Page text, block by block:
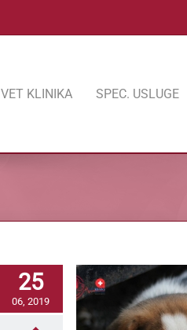
VET KLINIKA SPEC. USLUGE
25
06, 2019